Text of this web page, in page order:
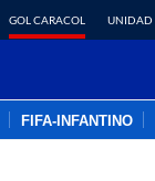
GOL CARACOL UNIDAD
FIFA-INFANTINO